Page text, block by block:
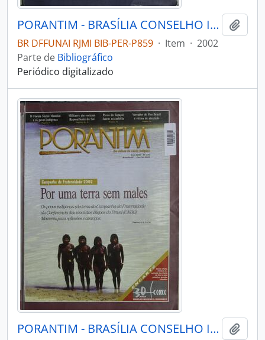
PORANTIM - BRASÍLIA CONSELHO INDIGENISTA MISSIONÁRIO - 2002 - Nº245
BR DFFUNAI RJMI BIB-PER-P859 · Item · 2002
Parte de Bibliográfico
Periódico digitalizado
PORANTIM - BRASÍLIA CONSELHO INDIGENISTA MISSIONÁRIO - 2002 - Nº242